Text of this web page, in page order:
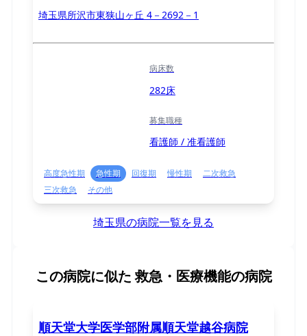
埼玉県所沢市東狭山ヶ丘 4－2692－1
病床数
282床
募集職種
看護師 / 准看護師
高度急性期 急性期 回復期 慢性期
二次救急
三次救急
その他
埼玉県の病院一覧を見る
この病院に似た 救急・医療機能の病院
順天堂大学医学部附属順天堂越谷病院